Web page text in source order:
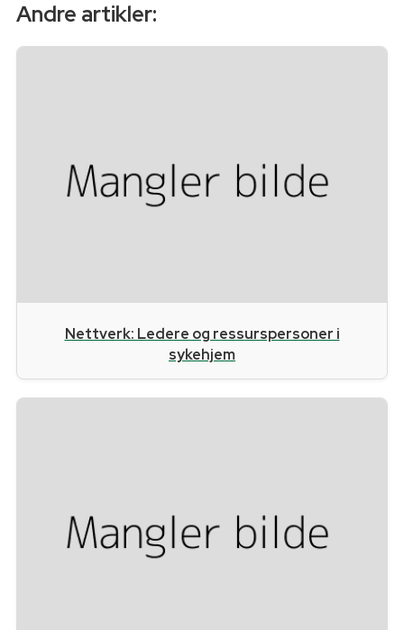
Andre artikler:
Nettverk: Ledere og ressurspersoner i
sykehjem